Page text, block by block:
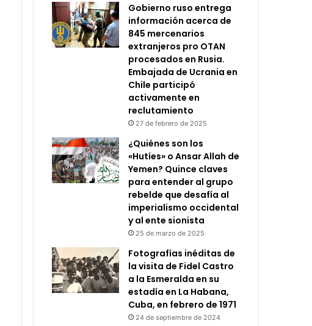
Gobierno ruso entrega
información acerca de
845 mercenarios
extranjeros pro OTAN
procesados en Rusia.
Embajada de Ucrania en
Chile participó
activamente en
reclutamiento
27 de febrero de 2025
¿Quiénes son los
«Hutíes» o Ansar Allah de
Yemen? Quince claves
para entender al grupo
rebelde que desafía al
imperialismo occidental
y al ente sionista
25 de marzo de 2025
Fotografías inéditas de
la visita de Fidel Castro
a la Esmeralda en su
estadía en La Habana,
Cuba, en febrero de 1971
24 de septiembre de 2024